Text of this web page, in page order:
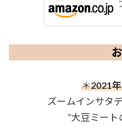
＊2021
ズームインサタ
”大豆ミート